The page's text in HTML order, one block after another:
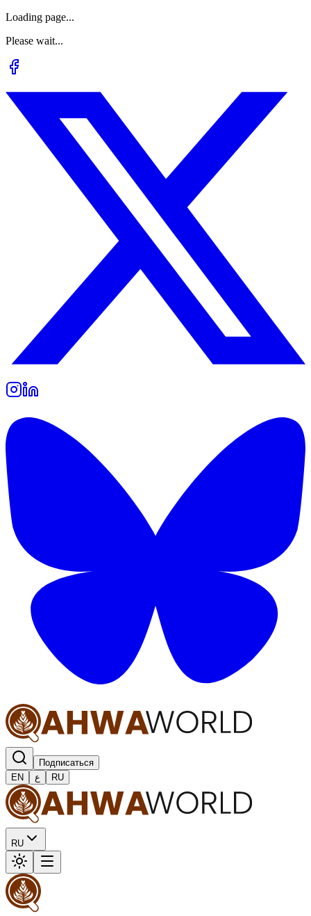
Loading page...
Please wait...
Подписаться
EN
ع RU
RU